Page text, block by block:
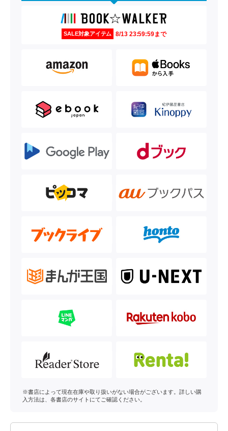
SALE対象アイテム 8/13 23:59:59まで
※書店によって現在在庫や取り扱いがない場合がございます。詳しい購
入方法は、各書店のサイトにてご確認ください。